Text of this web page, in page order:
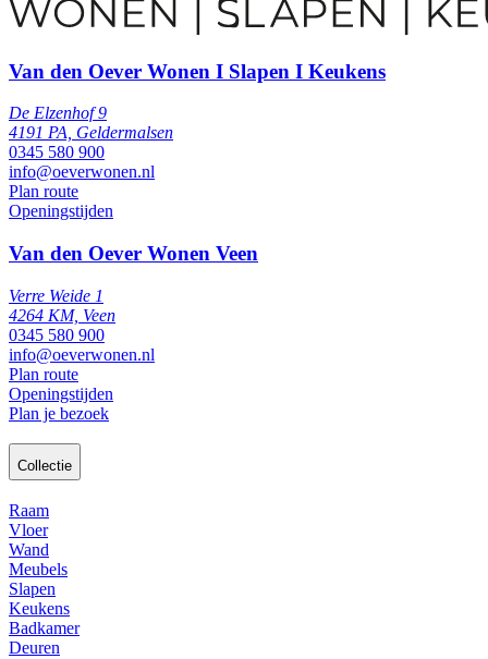
Van den Oever Wonen I Slapen I Keukens
De Elzenhof 9
4191 PA, Geldermalsen
0345 580 900
info@oeverwonen.nl
Plan route
Openingstijden
Van den Oever Wonen Veen
Verre Weide 1
4264 KM, Veen
0345 580 900
info@oeverwonen.nl
Plan route
Openingstijden
Plan je bezoek
Collectie
Raam
Vloer
Wand
Meubels
Slapen
Keukens
Badkamer
Deuren